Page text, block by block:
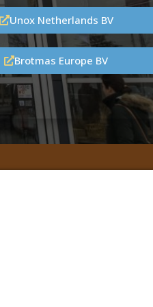
Unox Netherlands BV
Brotmas Europe BV